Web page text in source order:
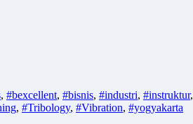
, #bexcellent, #bisnis, #industri, #instruktur,
, #Tribology, #Vibration, #yogyakarta